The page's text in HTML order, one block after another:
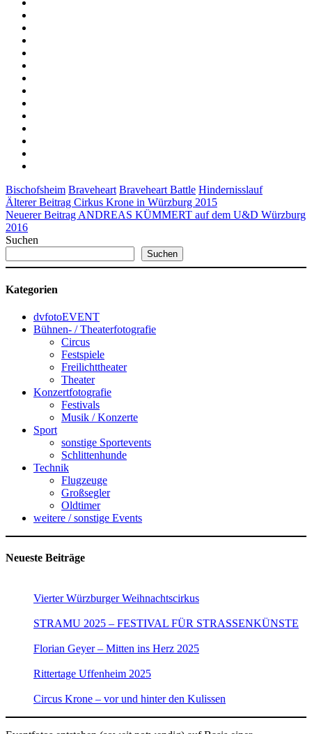
Bischofsheim Braveheart Braveheart Battle Hindernisslauf
Älterer Beitrag Cirkus Krone in Würzburg 2015
Neuerer BeitragANDREAS KÜMMERT auf dem U&D Würzburg
2016
Suchen
Suchen
Kategorien
dvfotoEVENT
Bühnen- / Theaterfotografie
Circus
Festspiele
Freilichttheater
Theater
Konzertfotografie
Festivals
Musik / Konzerte
Sport
sonstige Sportevents
Schlittenhunde
Technik
Flugzeuge
Großsegler
Oldtimer
weitere / sonstige Events
Neueste Beiträge
Vierter Würzburger Weihnachtscirkus
STRAMU 2025 – FESTIVAL FÜR STRASSENKÜNSTE
Florian Geyer – Mitten ins Herz 2025
Rittertage Uffenheim 2025
Circus Krone – vor und hinter den Kulissen